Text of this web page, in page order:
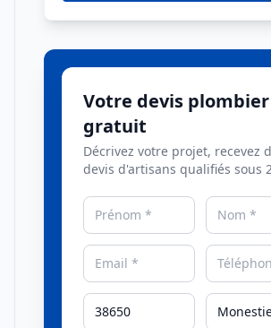
Votre devis plombier
gratuit
Décrivez votre projet, recevez
devis d'artisans qualifiés sous